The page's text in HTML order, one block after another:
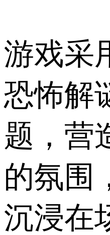
游戏采
恐怖解
题，营
的氛围
沉浸在